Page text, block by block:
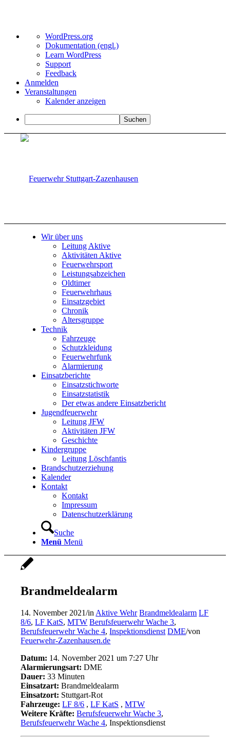
Über
WordPress
WordPress.org
Dokumentation (engl.)
Learn WordPress
Support
Feedback
Anmelden
Veranstaltungen
Kalender anzeigen
Suchen
Wir über uns
Leitung Aktive
Aktivitäten Aktive
Feuerwehrsport
Leistungsabzeichen
Oldtimer
Feuerwehrhaus
Einsatzgebiet
Chronik
Altersgruppe
Technik
Fahrzeuge
Schutzkleidung
Feuerwehrfunk
Alarmierung
Einsatzberichte
Einsatzstichworte
Einsatzstatistik
Der etwas andere Einsatzbericht
Jugendfeuerwehr
Leitung JFW
Aktivitäten JFW
Geschichte
Kindergruppe
Leitung Löschfantis
Brandschutzerziehung
Kalender
Kontakt
Kontakt
Impressum
Datenschutzerklärung
Suche
Menü Menü
Brandmeldealarm
14. November 2021/in Aktive Wehr Brandmeldealarm LF
8/6,LF KatS,MTW Berufsfeuerwehr Wache 3,
Berufsfeuerwehr Wache 4,Inspektionsdienst DME/von
Feuerwehr-Zazenhausen.de
Datum: 14. November 2021 um 7:27 Uhr
Alarmierungsart: DME
Dauer: 33 Minuten
Einsatzart: Brandmeldealarm
Einsatzort: Stuttgart-Rot
Fahrzeuge: LF 8/6 ,LF KatS ,MTW
Weitere Kräfte: Berufsfeuerwehr Wache 3,
Berufsfeuerwehr Wache 4, Inspektionsdienst